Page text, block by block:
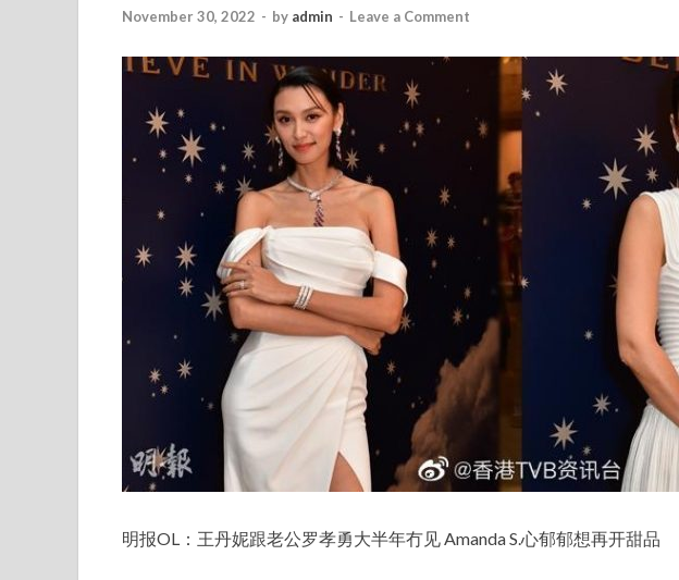
November 30, 2022 - by admin - Leave a Comment
明报OL：王丹妮跟老公罗孝勇大半年冇见 Amanda S.心郁郁想再开甜品